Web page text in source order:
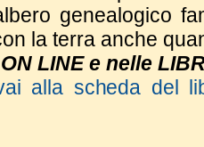
genealogico
la terra anche
LINE e nelle
alla scheda del